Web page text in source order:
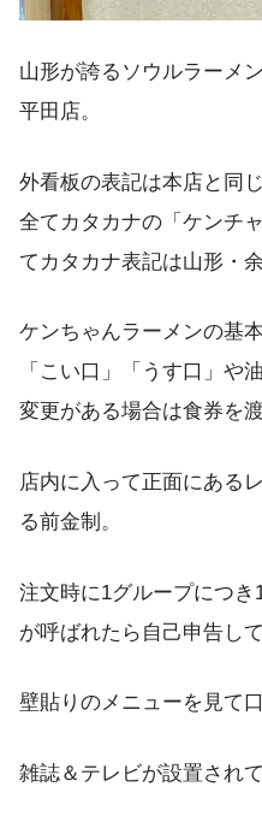
山形が誇るソウルラーメ
平田店。
外看板の表記は本店と同
全てカタカナの「ケンチ
てカタカナ表記は山形・
ケンちゃんラーメンの基
「こい口」「うす口」や
変更がある場合は食券を
店内に入って正面にある
る前金制。
注文時に1グループにつ
が呼ばれたら自己申告し
壁貼りのメニューを見て
雑誌＆テレビが設置されて